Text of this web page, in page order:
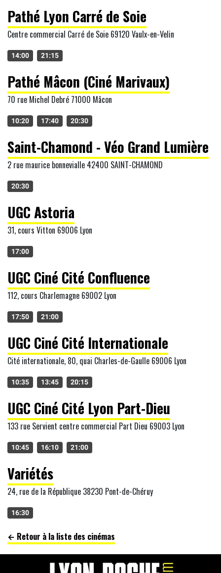
Pathé Lyon Carré de Soie
Centre commercial Carré de Soie 69120 Vaulx-en-Velin
14:00 21:15
Pathé Mâcon (Ciné Marivaux)
70 rue Michel Debré 71000 Mâcon
10:20 17:40 20:30
Saint-Chamond - Véo Grand Lumière
2 rue maurice bonnevialle 42400 SAINT-CHAMOND
20:30
UGC Astoria
31, cours Vitton 69006 Lyon
17:00
UGC Ciné Cité Confluence
112, cours Charlemagne 69002 Lyon
17:50 21:00
UGC Ciné Cité Internationale
Cité internationale, 80, quai Charles-de-Gaulle 69006 Lyon
10:35 13:45 20:15
UGC Ciné Cité Lyon Part-Dieu
133 rue Servient centre commercial Part Dieu 69003 Lyon
10:45 16:10 21:00
Variétés
24, rue de la République 38230 Pont-de-Chéruy
16:30
← Retour à la liste des cinémas